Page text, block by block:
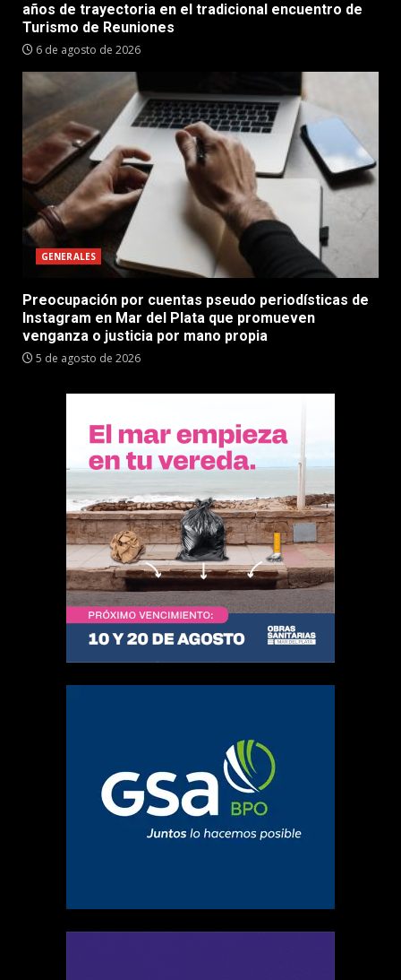
años de trayectoria en el tradicional encuentro de
Turismo de Reuniones
6 de agosto de 2026
GENERALES
Preocupación por cuentas pseudo periodísticas de
Instagram en Mar del Plata que promueven
venganza o justicia por mano propia
5 de agosto de 2026